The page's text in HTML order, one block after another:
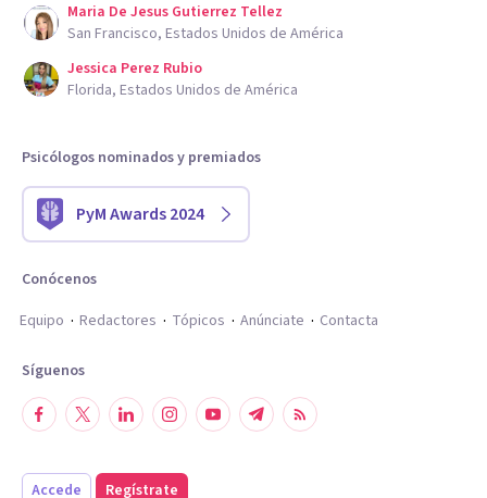
Maria De Jesus Gutierrez Tellez
San Francisco, Estados Unidos de América
Jessica Perez Rubio
Florida, Estados Unidos de América
Psicólogos nominados y premiados
PyM Awards 2024
Conócenos
Equipo
Redactores Tópicos Anúnciate Contacta
Síguenos
Accede Regístrate